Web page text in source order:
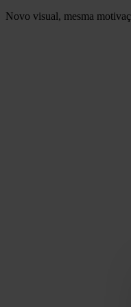
Novo visual, mesma